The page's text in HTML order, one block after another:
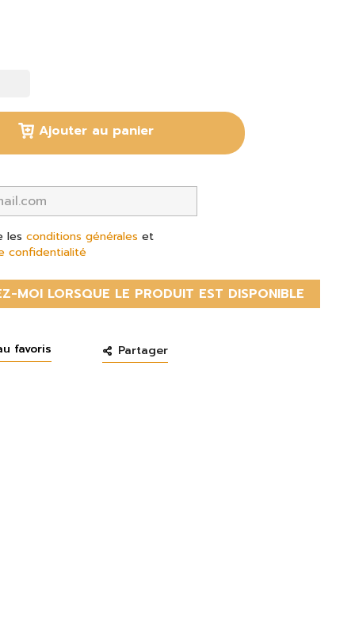
Ajouter au panier
lesconditions générales et
confidentialité
MOI LORSQUE LE PRODUIT EST DISPONIBLE
favoris Partager